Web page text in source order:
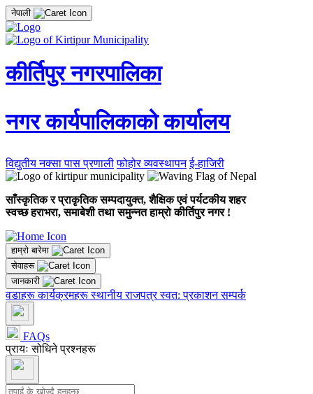
नेपाली
कीर्तिपुर नगरपालिका
नगर कार्यपालिकाको कार्यालय
विद्युतीय नक्सा पास प्रणाली फोहोर व्यवस्थापन ई-हाजिरी
साँस्कृतिक र प्राकृतिक सम्पदायुक्त, शैक्षिक एवं पर्यटकीय शहर
स्वच्छ हराभरा, समाबेशी तथा समुन्नत हाम्रो कीर्तिपुर नगर !
हाम्रो बारेमा
सेवाहरू
जानकारी
वडाहरूकार्यक्रमहरूस्थानीय राजपत्रस्वत: प्रकाशनसम्पर्क
FAQs
प्रायः सोधिने प्रश्नहरू